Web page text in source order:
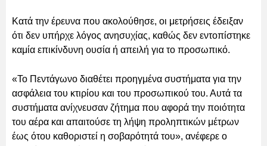
Κατά την έρευνα που ακολούθησε, οι μετρήσεις έδειξαν
ότι δεν υπήρχε λόγος ανησυχίας, καθώς δεν εντοπίστηκε
καμία επικίνδυνη ουσία ή απειλή για το προσωπικό.
«Το Πεντάγωνο διαθέτει προηγμένα συστήματα για την
ασφάλεια του κτιρίου και του προσωπικού του. Αυτά τα
συστήματα ανίχνευσαν ζήτημα που αφορά την ποιότητα
του αέρα και απαιτούσε τη λήψη προληπτικών μέτρων
έως ότου καθοριστεί η σοβαρότητά του», ανέφερε ο